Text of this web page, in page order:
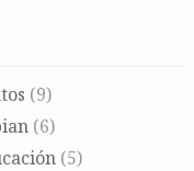
(9)
(6)
(5)